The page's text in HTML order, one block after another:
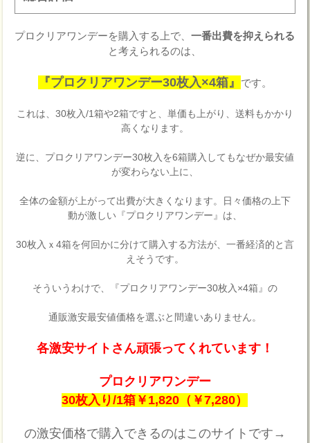
プロクリアワンデーを購入する上で、一番出費を抑えられる
と考えられるのは、
『プロクリアワンデー30枚入×4箱』 です。
これは、30枚入/1箱や2箱ですと、単価も上がり、送料もかかり
高くなります。
逆に、プロクリアワンデー30枚入を6箱購入してもなぜか最安値
が変わらない上に、
全体の金額が上がって出費が大きくなります。日々価格の上下
動が激しい『プロクリアワンデー』は、
30枚入ｘ4箱を何回かに分けて購入する方法が、一番経済的と言
えそうです。
そういうわけで、『プロクリアワンデー30枚入×4箱』の
通販激安最安値価格を選ぶと間違いありません。
各激安サイトさん頑張ってくれています！
プロクリアワンデー
30枚入り/1箱￥1,820（￥7,280）
の激安価格で購入できるのはこのサイトです→